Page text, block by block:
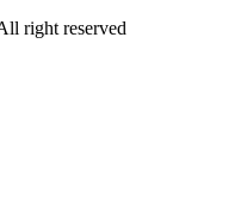
right reserved